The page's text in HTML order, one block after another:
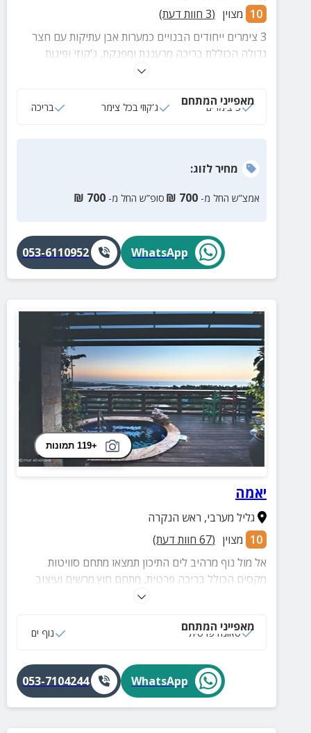
10 מצוין (
3 חוות דעת)
3 צימרים ייחודים הבנויים כמערות אבן עתיקות עם חצר
גדולה הכוללת בריכה מרעננת ומפנקת, ג'קוזי ופינות
מאפייני המתחם
3 צימרים ג'קוזי בכל צימר בריכה
מחירלזוג:
אמצ”ש החל מ- 700
₪ סופ”ש החל מ- 700
₪
WhatsApp
053-6110952
+119 תמונות
יאמה
גליל מערבי, ראש הנקרה
10 מצוין (
67 חוות דעת)
אל מול נוף מרהיב לים התיכון תמצאו מתחם סוויטות
מקסים הכולל בריכה פרטית, מתחם חוץ מרשים ועיצוב
מאפייני המתחם
סאונה פרטית נוף ים
WhatsApp
053-7104244